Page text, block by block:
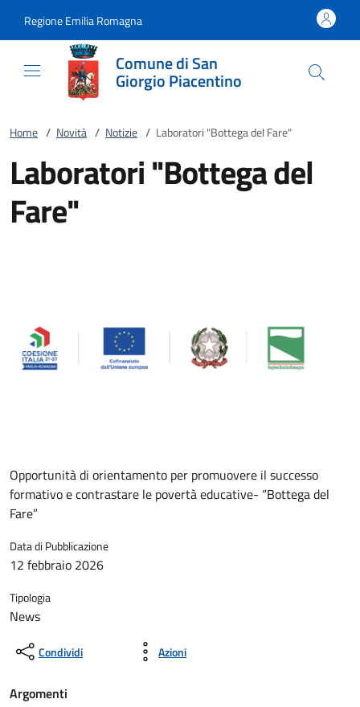
Regione Emilia Romagna
Comune di San
Giorgio Piacentino
Home / Novità / Notizie / Laboratori "Bottega del Fare"
Laboratori "Bottega del
Fare"
Opportunità di orientamento per promuovere il successo
formativo e contrastare le povertà educative- “Bottega del
Fare”
Data di Pubblicazione
12 febbraio 2026
Tipologia
News
Condividi Azioni
Argomenti